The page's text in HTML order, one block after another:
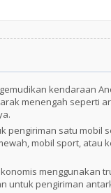
kendaraan
menengah seperti
pengiriman satu mobil
mobil sport, atau
menggunakan
untuk pengiriman